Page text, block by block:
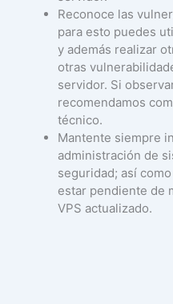
Reconoce las
para esto puedes
y además realizar
otras
servidor. Si
recomendamos
técnico.
Mantente siempre
administración de
seguridad; así
estar pendiente de
VPS actualizado.